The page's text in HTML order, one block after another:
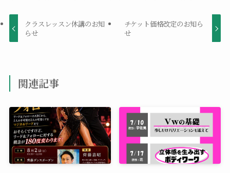
クラスレッスン休講のお知
らせ
チケット価格改定のお知ら
せ
関連記事